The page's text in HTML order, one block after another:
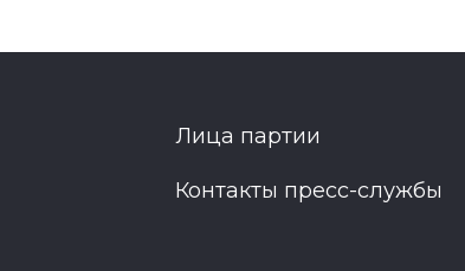
Лица партии
Контакты пресс-службы